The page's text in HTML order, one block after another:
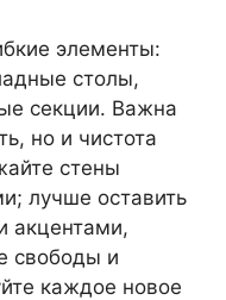
элементы:
столы,
секции. Важна
но и чистота
стены
лучше оставить
акцентами,
свободы и
каждое новое